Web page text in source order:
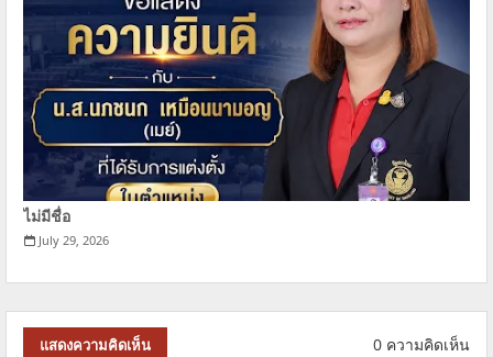
ไม่มีชื่อ
July 29, 2026
แสดงความคิดเห็น 0 ความคิดเห็น